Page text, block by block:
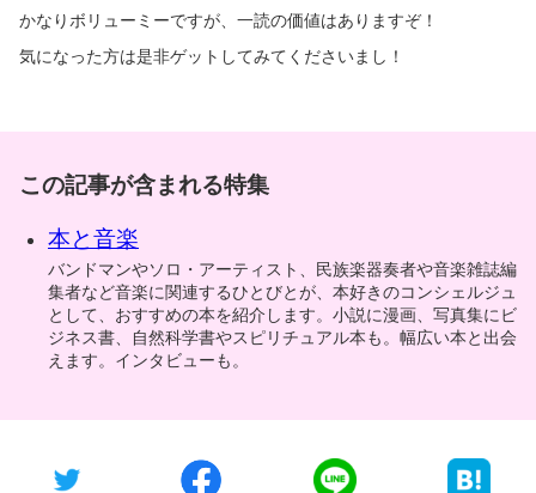
かなりボリューミーですが、一読の価値はありますぞ！
気になった方は是非ゲットしてみてくださいまし！
この記事が含まれる特集
本と音楽
バンドマンやソロ・アーティスト、民族楽器奏者や音楽雑誌編
集者など音楽に関連するひとびとが、本好きのコンシェルジュ
として、おすすめの本を紹介します。小説に漫画、写真集にビ
ジネス書、自然科学書やスピリチュアル本も。幅広い本と出会
えます。インタビューも。